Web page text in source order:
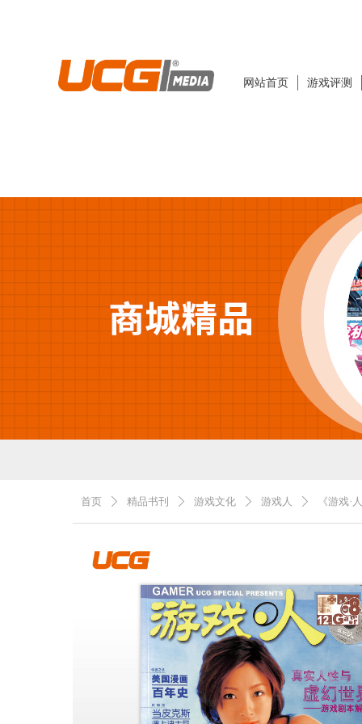
网站首页 游戏评测
首页 ꄲ 精品书刊 ꄲ 游戏文化 ꄲ 游戏人 ꄲ 《游戏·